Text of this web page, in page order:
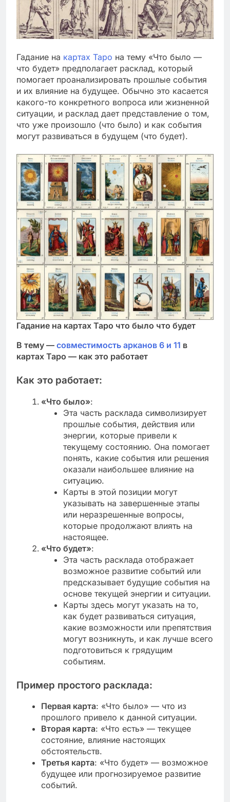
Гадание на картах Таро на тему «Что было —
что будет» предполагает расклад, который
помогает проанализировать прошлые события
и их влияние на будущее. Обычно это касается
какого-то конкретного вопроса или жизненной
ситуации, и расклад дает представление о том,
что уже произошло (что было) и как события
могут развиваться в будущем (что будет).
Гадание на картах Таро что было что будет
В тему — совместимость арканов 6 и 11 в
картах Таро — как это работает
Как это работает:
«Что было»:
Эта часть расклада символизирует
прошлые события, действия или
энергии, которые привели к
текущему состоянию. Она помогает
понять, какие события или решения
оказали наибольшее влияние на
ситуацию.
Карты в этой позиции могут
указывать на завершенные этапы
или неразрешенные вопросы,
которые продолжают влиять на
настоящее.
«Что будет»:
Эта часть расклада отображает
возможное развитие событий или
предсказывает будущие события на
основе текущей энергии и ситуации.
Карты здесь могут указать на то,
как будет развиваться ситуация,
какие возможности или препятствия
могут возникнуть, и как лучше всего
подготовиться к грядущим
событиям.
Пример простого расклада:
Первая карта: «Что было» — что из
прошлого привело к данной ситуации.
Вторая карта: «Что есть» — текущее
состояние, влияние настоящих
обстоятельств.
Третья карта: «Что будет» — возможное
будущее или прогнозируемое развитие
событий.